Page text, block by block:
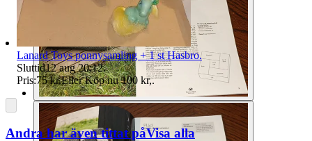
Lanard Toys ponnysamling + 1 st Hasbro.
Sluttid12 aug 20:12.
Pris:75 kr,Eller Köp nu 100 kr,.
Andra har även tittat påVisa alla